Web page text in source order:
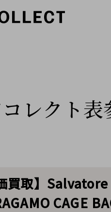
レクト
買取】
CAGE